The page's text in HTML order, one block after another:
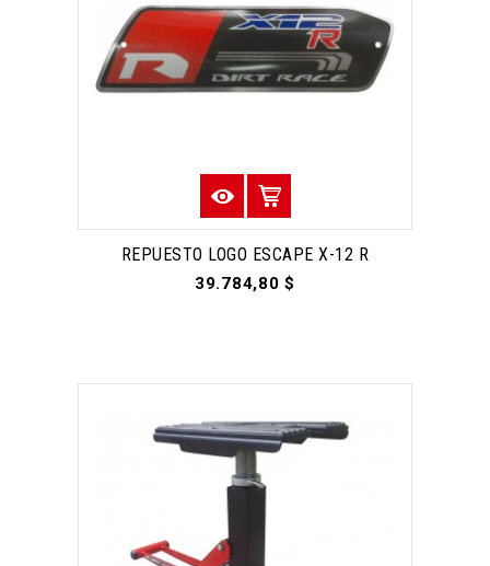
REPUESTO LOGO ESCAPE X-12 R
39.784,80 $